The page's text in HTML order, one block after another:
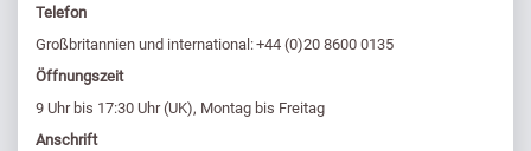
Telefon
Großbritannien und international: +44 (0)20 8600 0135
Öffnungszeit
9 Uhr bis 17:30 Uhr (UK), Montag bis Freitag
Anschrift